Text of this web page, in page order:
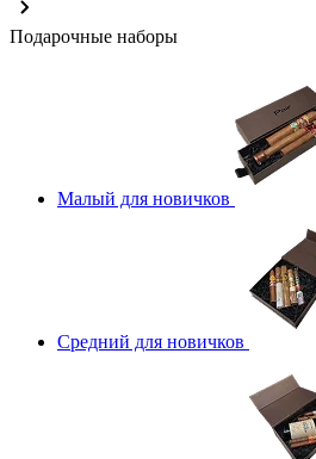
Подарочные наборы
Малый для новичков
Средний для новичков